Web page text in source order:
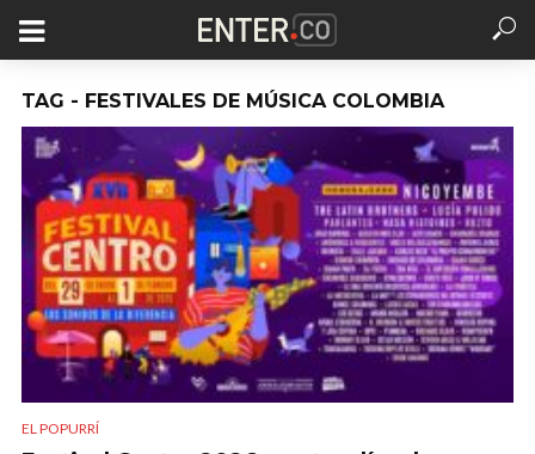
TAG - FESTIVALES DE MÚSICA COLOMBIA
EL POPURRÍ